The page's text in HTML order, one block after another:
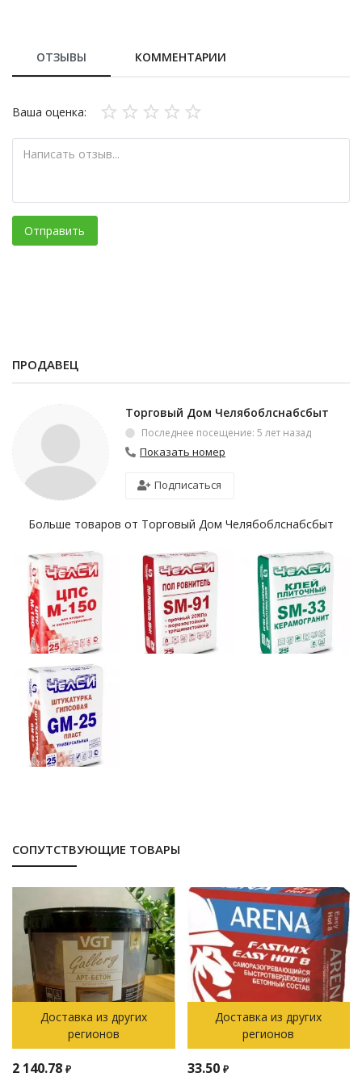
ОТЗЫВЫ КОММЕНТАРИИ
Ваша оценка:
Отправить
ПРОДАВЕЦ
Торговый Дом Челябоблснабсбыт
Последнее посещение: 5 лет назад
Показать номер
Подписаться
Больше товаров от Торговый Дом Челябоблснабсбыт
СОПУТСТВУЮЩИЕ ТОВАРЫ
Доставка из других
регионов
2 140.78 ₽
Доставка из других
регионов
33.50 ₽